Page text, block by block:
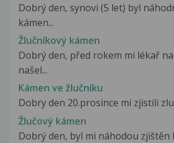
Dobrý den, synovi (5 let) byl
kámen...
Žlučníkový kámen
Dobrý den, před rokem mi lékař
našel...
Kámen ve žlučníku
Dobry den 20.prosince mi zjistili
Žlučový kámen
Dobrý den, byl mi náhodou zjištěn